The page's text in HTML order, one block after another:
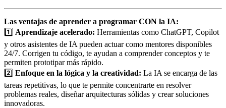
Las ventajas de aprender a programar CON la IA:
1️⃣ Aprendizaje acelerado: Herramientas como ChatGPT, Copilot
y otros asistentes de IA pueden actuar como mentores disponibles
24/7. Corrigen tu código, te ayudan a comprender conceptos y te
permiten prototipar más rápido.
2️⃣ Enfoque en la lógica y la creatividad: La IA se encarga de las
tareas repetitivas, lo que te permite concentrarte en resolver
problemas reales, diseñar arquitecturas sólidas y crear soluciones
innovadoras.